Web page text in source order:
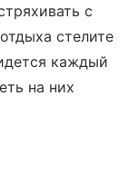
с
стелите
каждый
на них